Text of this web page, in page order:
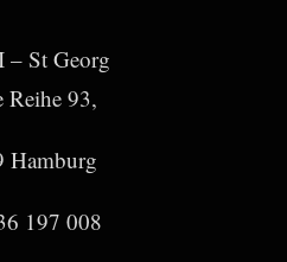
St Georg
Reihe 93,
Hamburg
197 008